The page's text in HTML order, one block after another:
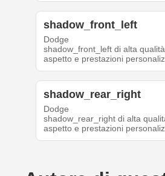
shadow_front_left
Dodge
shadow_front_left di alta
aspetto e prestazioni
shadow_rear_right
Dodge
shadow_rear_right di alta
aspetto e prestazioni